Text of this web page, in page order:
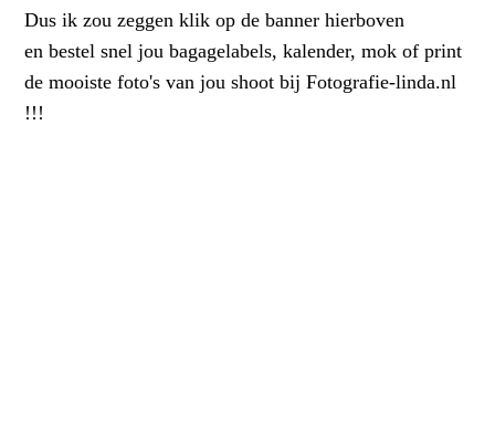
Dus ik zou zeggen klik op de banner hierboven
en bestel snel jou bagagelabels, kalender, mok of print
de mooiste foto's van jou shoot bij Fotografie-linda.nl
!!!